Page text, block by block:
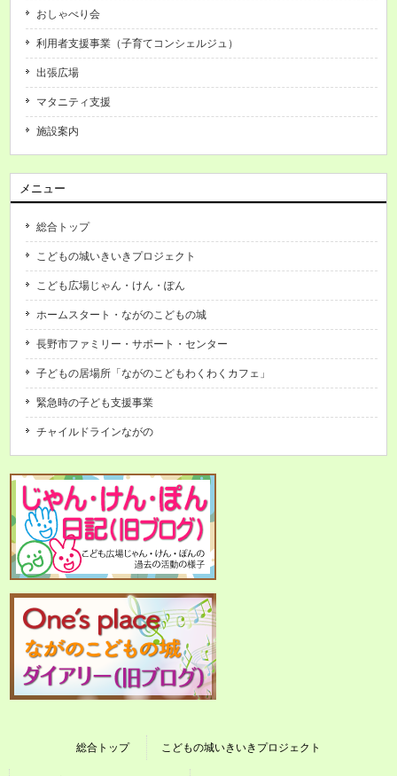
おしゃべり会
利用者支援事業（子育てコンシェルジュ）
出張広場
マタニティ支援
施設案内
メニュー
総合トップ
こどもの城いきいきプロジェクト
こども広場じゃん・けん・ぽん
ホームスタート・ながのこどもの城
長野市ファミリー・サポート・センター
子どもの居場所「ながのこどもわくわくカフェ」
緊急時の子ども支援事業
チャイルドラインながの
総合トップ こどもの城いきいきプロジェクト